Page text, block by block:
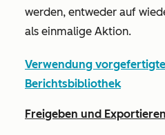
werden, entweder auf
als einmalige Aktion.
Verwendung
Berichtsbibliothek
Freigeben und